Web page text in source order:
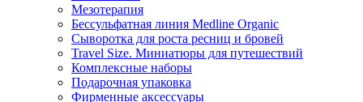
Мезотерапия
Бессульфатная линия Medline Organic
Сыворотка для роста ресниц и бровей
Travel Size. Миниатюры для путешествий
Комплексные наборы
Подарочная упаковка
Фирменные аксессуары